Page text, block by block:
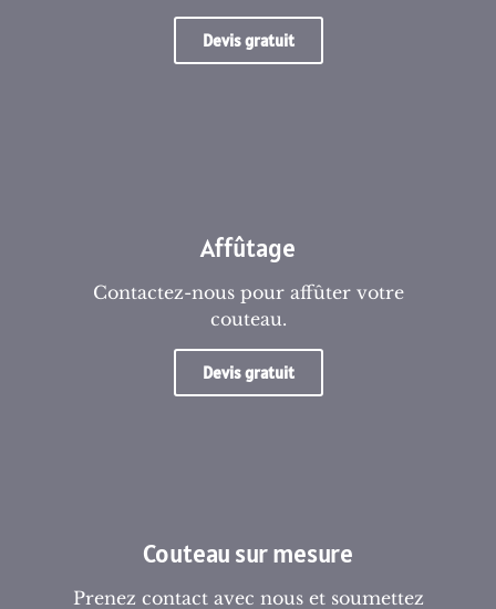
Devis gratuit
Affûtage
Contactez-nous pour affûter votre
couteau.
Devis gratuit
Couteau sur mesure
Prenez contact avec nous et soumettez